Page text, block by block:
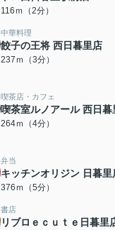
116ｍ（2分）
中華料理
餃子の王将 西日暮里店
237ｍ（3分）
喫茶店・カフェ
喫茶室ルノアール 西日
264ｍ（4分）
弁当
キッチンオリジン 日暮里
376ｍ（5分）
書店
リブロｅｃｕｔｅ日暮里